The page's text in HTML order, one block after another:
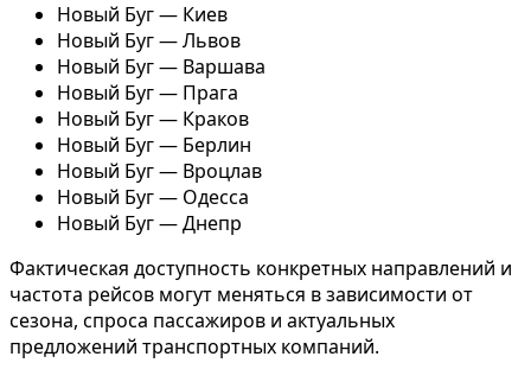
Новый Буг — Киев
Новый Буг — Львов
Новый Буг — Варшава
Новый Буг — Прага
Новый Буг — Краков
Новый Буг — Берлин
Новый Буг — Вроцлав
Новый Буг — Одесса
Новый Буг — Днепр
Фактическая доступность конкретных направлений и
частота рейсов могут меняться в зависимости от
сезона, спроса пассажиров и актуальных
предложений транспортных компаний.